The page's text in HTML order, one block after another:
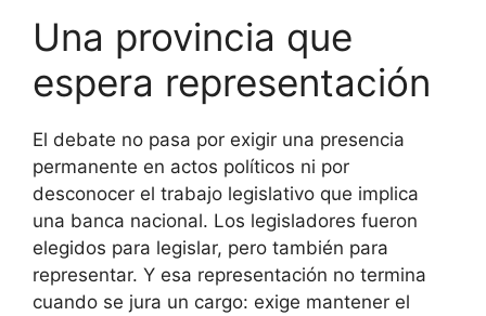
Una provincia que
espera representación
El debate no pasa por exigir una presencia
permanente en actos políticos ni por
desconocer el trabajo legislativo que implica
una banca nacional. Los legisladores fueron
elegidos para legislar, pero también para
representar. Y esa representación no termina
cuando se jura un cargo: exige mantener el